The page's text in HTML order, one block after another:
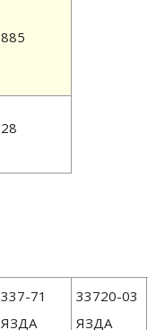
885
28
337-71
ЯЗДА
33720-03
ЯЗДА